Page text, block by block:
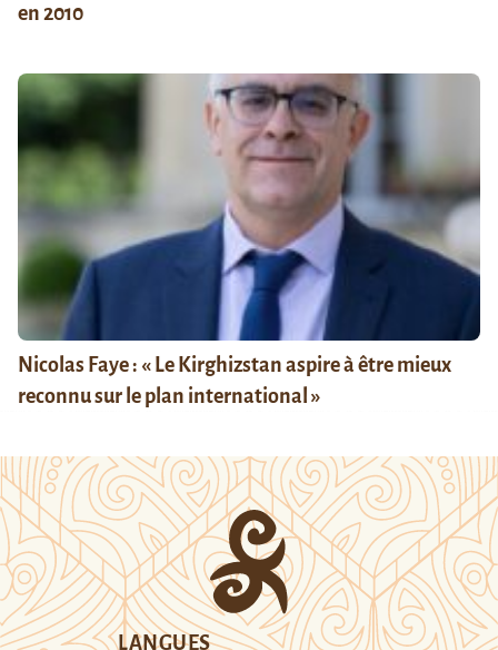
en 2010
Nicolas Faye : « Le Kirghizstan aspire à être mieux
reconnu sur le plan international »
LANGUES